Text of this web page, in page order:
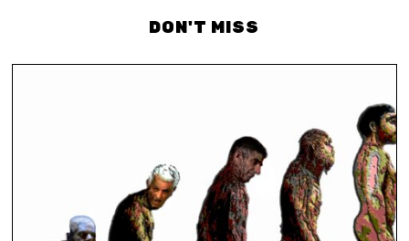
DON'T MISS